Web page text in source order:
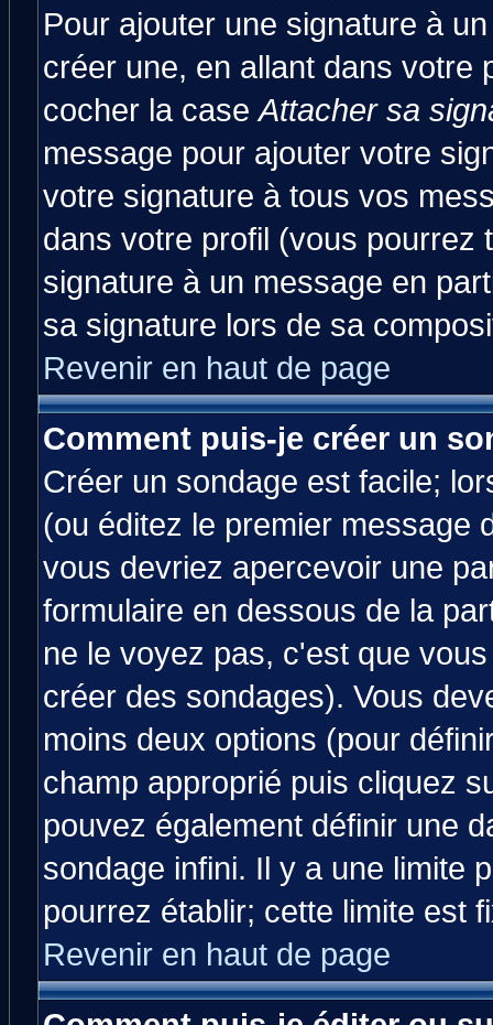
Pour ajouter une signature à
créer une, en allant dans votre
cocher la caseAttacher sa
message pour ajouter votre
votre signature à tous vos
dans votre profil (vous pourrez
signature à un message en
sa signature lors de sa
Revenir en haut de page
Comment puis-je créer un
Créer un sondage est facile;
(ou éditez le premier message
vous devriez apercevoir une
formulaire en dessous de la
ne le voyez pas, c'est que
créer des sondages). Vous
moins deux options (pour
champ approprié puis cliquez
pouvez également définir une
sondage infini. Il y a une limite
pourrez établir; cette limite est
Revenir en haut de page